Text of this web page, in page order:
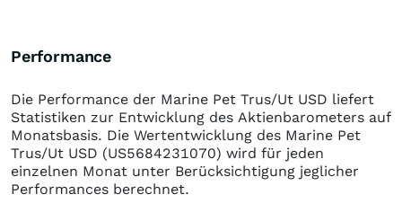
Performance
Die Performance der Marine Pet Trus/Ut USD liefert
Statistiken zur Entwicklung des Aktienbarometers auf
Monatsbasis. Die Wertentwicklung des Marine Pet
Trus/Ut USD (US5684231070) wird für jeden
einzelnen Monat unter Berücksichtigung jeglicher
Performances berechnet.